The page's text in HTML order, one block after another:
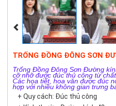
TRỐNG ĐỒNG ĐÔNG SƠN
Trống Đồng Đông Sơn Đường
cỡ nhỡ được đúc thủ công từ
Các họa tiết, hoa văn được đúc
hợp với nhiều không gian trưng
+ Quy cách: Đúc thủ công